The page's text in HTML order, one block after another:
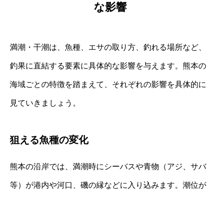
な影響
満潮・干潮は、魚種、エサの取り方、釣れる場所など、
釣果に直結する要素に具体的な影響を与えます。熊本の
海域ごとの特徴を踏まえて、それぞれの影響を具体的に
見ていきましょう。
狙える魚種の変化
熊本の沿岸では、満潮時にシーバスや青物（アジ、サバ
等）が港内や河口、磯の縁などに入り込みます。潮位が